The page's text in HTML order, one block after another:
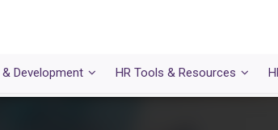
Development HR Tools & Resources